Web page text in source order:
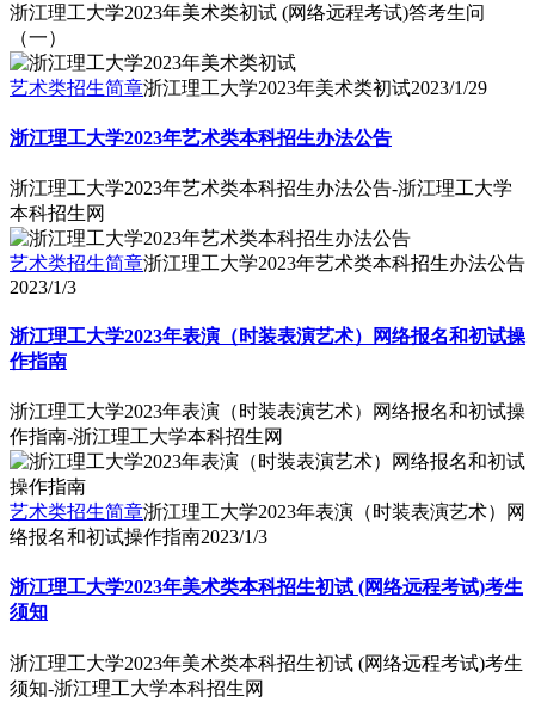
浙江理工大学2023年美术类初试 (网络远程考试)答考生问
（一）
艺术类招生简章浙江理工大学2023年美术类初试2023/1/29
浙江理工大学2023年艺术类本科招生办法公告
浙江理工大学2023年艺术类本科招生办法公告-浙江理工大学
本科招生网
艺术类招生简章浙江理工大学2023年艺术类本科招生办法公告
2023/1/3
浙江理工大学2023年表演（时装表演艺术）网络报名和初试操
作指南
浙江理工大学2023年表演（时装表演艺术）网络报名和初试操
作指南-浙江理工大学本科招生网
艺术类招生简章浙江理工大学2023年表演（时装表演艺术）网
络报名和初试操作指南2023/1/3
浙江理工大学2023年美术类本科招生初试 (网络远程考试)考生
须知
浙江理工大学2023年美术类本科招生初试 (网络远程考试)考生
须知-浙江理工大学本科招生网